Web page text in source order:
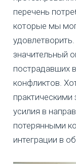
перечень
которые мы
значительный
пострадавших
конфликтов.
практическими
усилия в
потерянными
интеграции в